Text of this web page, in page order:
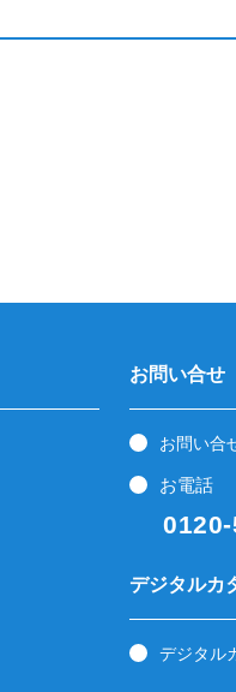
お問い合せ
お問い合
お電話
0120-
デジタルカ
デジタル